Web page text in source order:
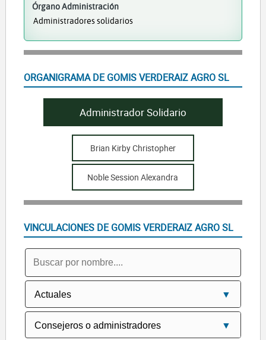
Órgano Administración
Administradores solidarios
ORGANIGRAMA DE GOMIS VERDERAIZ AGRO SL
Administrador Solidario
Brian Kirby Christopher
Noble Session Alexandra
VINCULACIONES DE GOMIS VERDERAIZ AGRO SL